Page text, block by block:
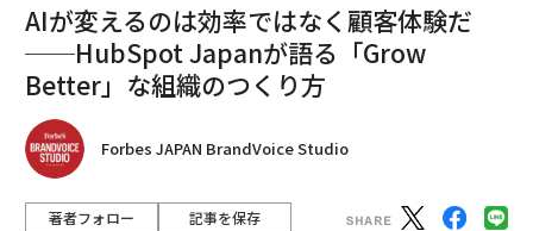
AIが変えるのは効率ではなく顧客体験だ
──HubSpot Japanが語る「Grow
Better」な組織のつくり方
Forbes JAPAN BrandVoice Studio
著者フォロー 記事を保存